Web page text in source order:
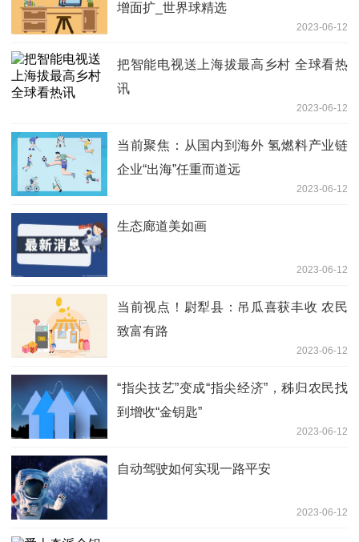
增面扩_世界球精选
2023-06-12
把智能电视送上海拔最高乡村 全球看热
讯
2023-06-12
当前聚焦：从国内到海外 氢燃料产业链
企业“出海”任重而道远
2023-06-12
生态廊道美如画
2023-06-12
当前视点！尉犁县：吊瓜喜获丰收 农民
致富有路
2023-06-12
“指尖技艺”变成“指尖经济”，秭归农民找
到增收“金钥匙”
2023-06-12
自动驾驶如何实现一路平安
2023-06-12